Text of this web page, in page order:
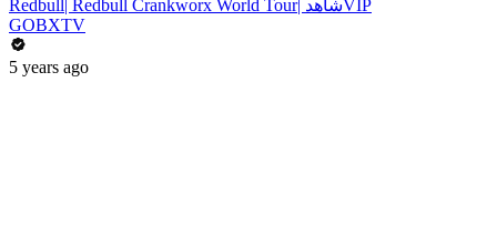
Redbull| Redbull Crankworx World Tour| شاهدVIP
GOBXTV
5 years ago